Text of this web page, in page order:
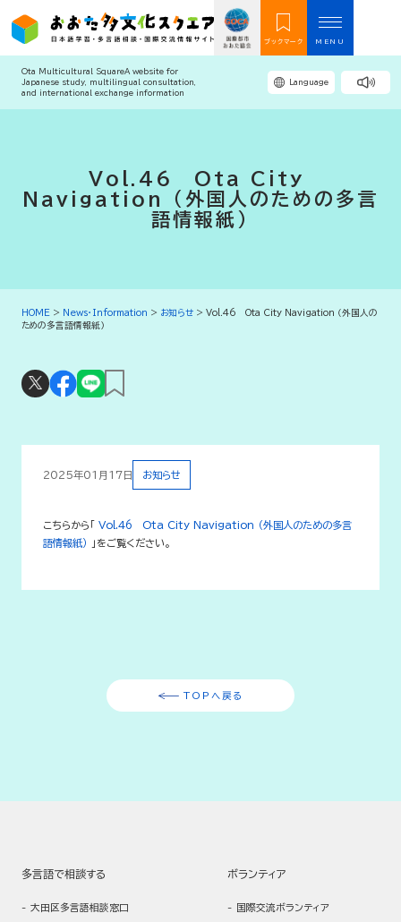
ブックマーク MENU
Ota Multicultural SquareA website for
Japanese study, multilingual consultation,
and international exchange information
Language
Vol.46　Ota City
Navigation （外国人のための多言
語情報紙）
HOME > News・Information > お知らせ > Vol.46 Ota City Navigation （外国人の
ための多言語情報紙）
2025年01月17日 お知らせ
こちらから「 Vol.46 Ota City Navigation （外国人のための多言
語情報紙）
」をご覧ください。
TOPへ戻る
多言語で相談する
大田区多言語相談窓口
ボランティア
国際交流ボランティア